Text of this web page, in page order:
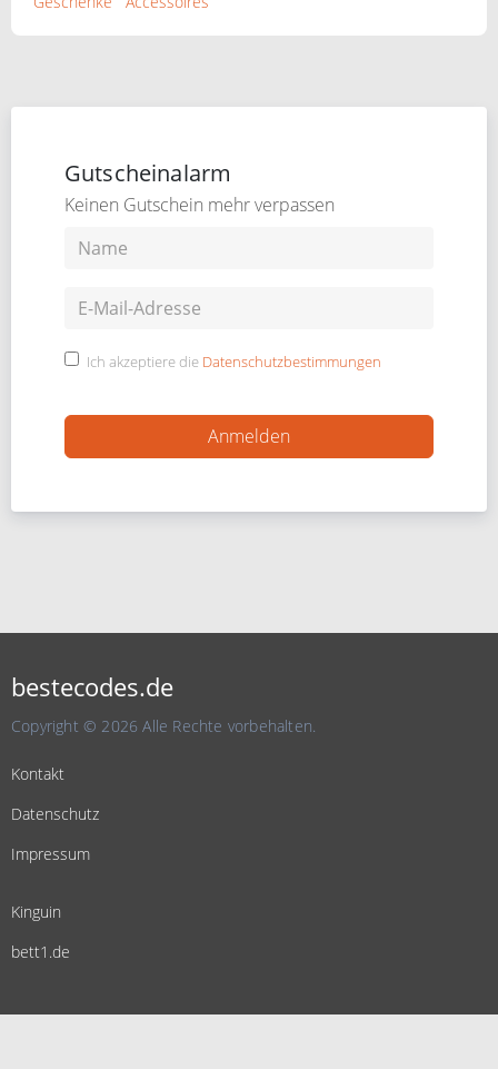
Gutscheinalarm
Keinen Gutschein mehr verpassen
Ich akzeptiere die Datenschutzbestimmungen
bestecodes.de
Copyright © 2026 Alle Rechte vorbehalten.
Kontakt
Datenschutz
Impressum
Kinguin
bett1.de